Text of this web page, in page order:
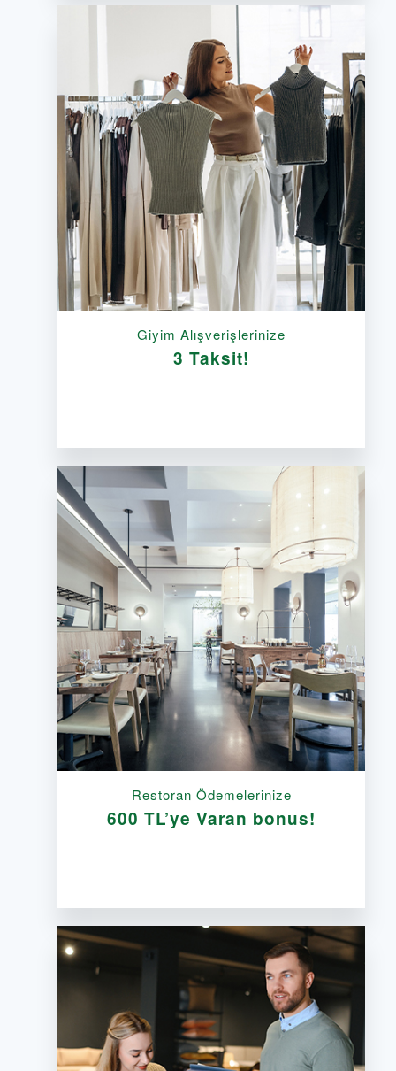
Giyim Alışverişlerinize
3 Taksit!
Restoran Ödemelerinize
600 TL’ye Varan bonus!